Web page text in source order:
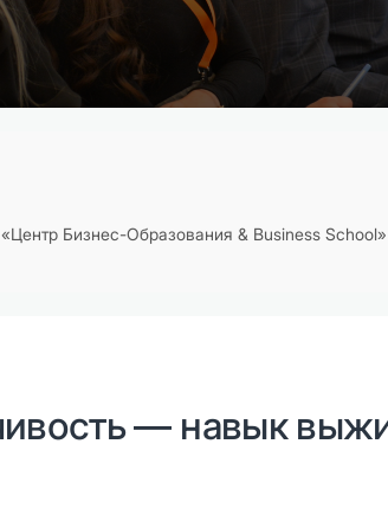
Бизнес-Образования & Business School»
— навык